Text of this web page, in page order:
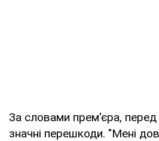
За словами прем'єра,
значні перешкоди. "Мені